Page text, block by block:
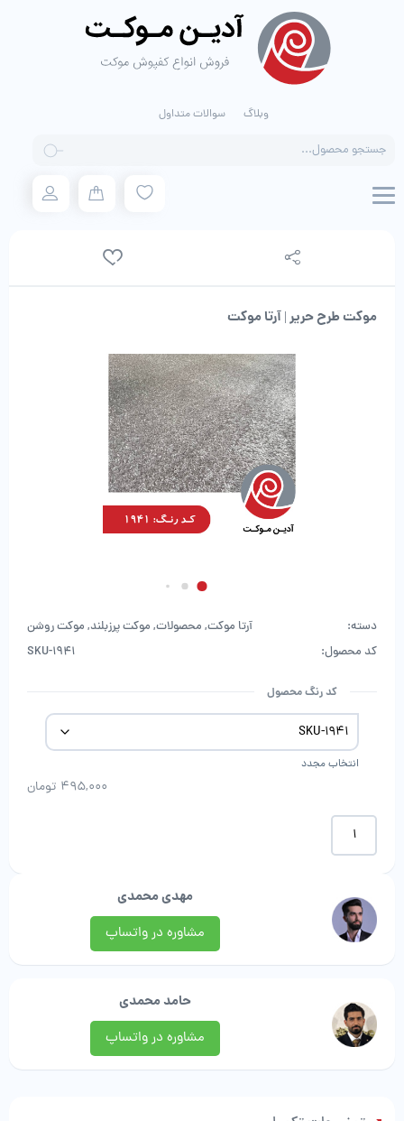
وبلاگ سوالات متداول
search
موکت طرح حریر | آرتا موکت
دسته: آرتا موکت, محصولات, موکت پرزبلند, موکت روشن
کد محصول:
SKU-1941
کد رنگ محصول
انتخاب مجدد
495,000 تومان
موکت
حریر
آرتا
موکت
عدد
مهدی محمدی
مشاوره در واتساپ
حامد محمدی
مشاوره در واتساپ